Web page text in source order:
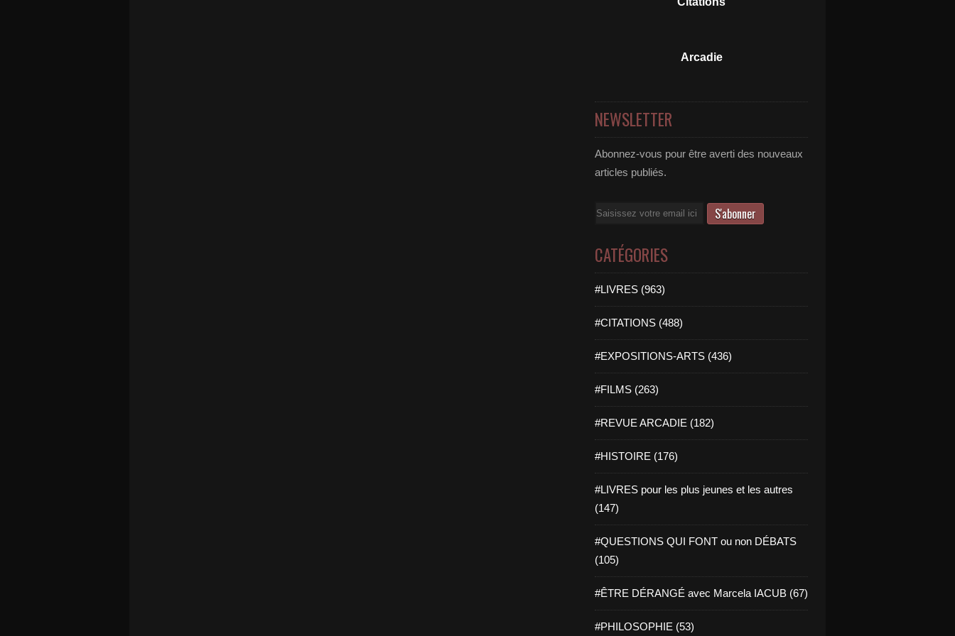
Arcadie
NEWSLETTER
Abonnez-vous pour être averti des nouveaux
articles publiés.
Email
CATÉGORIES
#LIVRES (963)
#CITATIONS (488)
#EXPOSITIONS-ARTS (436)
#FILMS (263)
#REVUE ARCADIE (182)
#HISTOIRE (176)
#LIVRES pour les plus jeunes et les autres
(147)
#QUESTIONS QUI FONT ou non DÉBATS
(105)
#ÊTRE DÉRANGÉ avec Marcela IACUB (67)
#PHILOSOPHIE (53)